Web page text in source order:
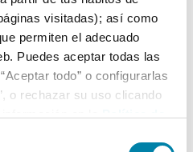
visitadas); así como
permiten el adecuado
Puedes aceptar todas las
todo” o configurarlas
o rechazar su uso clicando
todos